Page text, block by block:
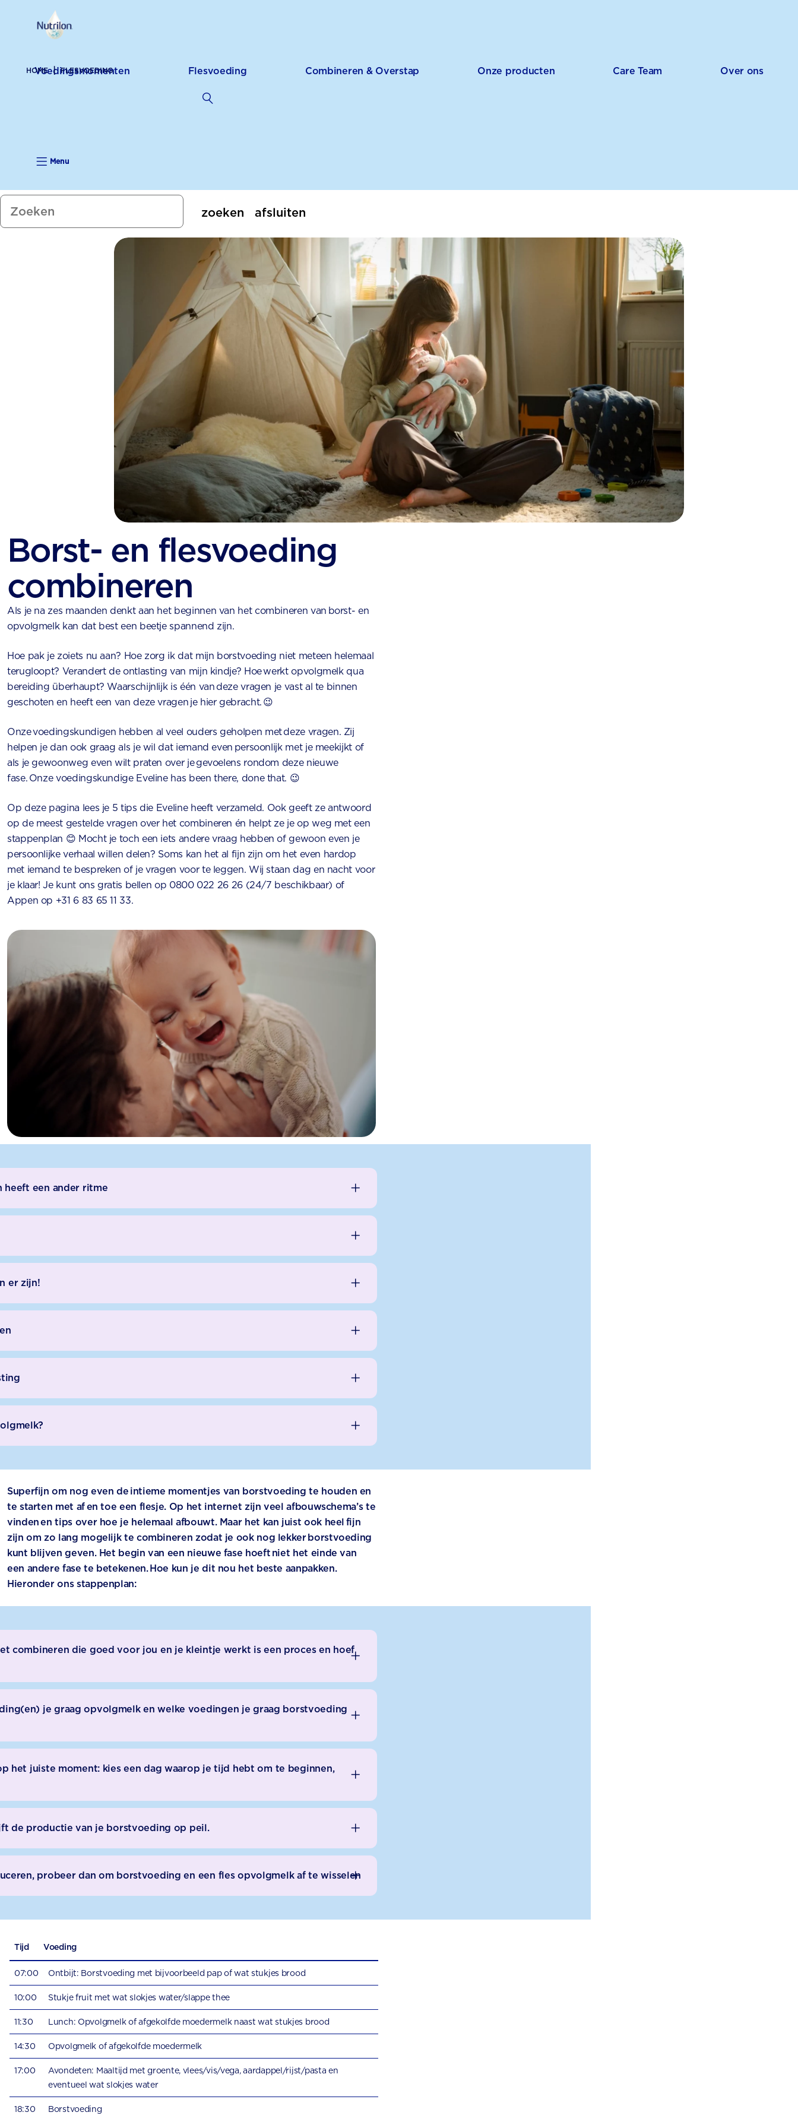
Voedingsmomenten Flesvoeding Combineren & Overstap Onze producten Care Team Over ons
Menu
zoeken afsluiten
HOME FLESVOEDING
Borst- en flesvoeding
combineren
Als je na zes maanden denkt aan het beginnen van het combineren van borst- en
opvolgmelk kan dat best een beetje spannend zijn. ​
Hoe pak je zoiets nu aan? Hoe zorg ik dat mijn borstvoeding niet meteen helemaal
terugloopt? Verandert de ontlasting van mijn kindje? Hoe werkt opvolgmelk qua
bereiding überhaupt? Waarschijnlijk is één van deze vragen je vast al te binnen
geschoten en heeft een van deze vragen je hier gebracht. 😉
Onze voedingskundigen hebben al veel ouders geholpen met deze vragen. Zij
helpen je dan ook graag als je wil dat iemand even persoonlijk met je meekijkt of
als je gewoonweg even wilt praten over je gevoelens rondom deze nieuwe
fase. Onze voedingskundige Eveline has been there, done that. 😉
Op deze pagina lees je 5 tips die Eveline heeft verzameld. Ook geeft ze antwoord
op de meest gestelde vragen over het combineren én helpt ze je op weg met een
stappenplan 😊 Mocht je toch een iets andere vraag hebben of gewoon even je
persoonlijke verhaal willen delen? Soms kan het al fijn zijn om het even hardop
met iemand te bespreken of je vragen voor te leggen. Wij staan dag en nacht voor
je klaar! Je kunt ons gratis bellen op 0800 022 26 26 (24/7 beschikbaar) of
Appen op +31 6 83 65 11 33.
heeft een ander ritme
er zijn!
Superfijn om nog even de intieme momentjes van borstvoeding te houden en
te starten met af en toe een flesje. Op het internet zijn veel afbouwschema’s te
vinden en tips over hoe je helemaal afbouwt. Maar het kan juist ook heel fijn
zijn om zo lang mogelijk te combineren zodat je ook nog lekker borstvoeding
kunt blijven geven. Het begin van een nieuwe fase hoeft niet het einde van
een andere fase te betekenen. Hoe kun je dit nou het beste aanpakken.
Hieronder ons stappenplan:
combineren die goed voor jou en je kleintje werkt is een proces en hoef
je graag opvolgmelk en welke voedingen je graag borstvoeding
het juiste moment: kies een dag waarop je tijd hebt om te beginnen,
de productie van je borstvoeding op peil.
probeer dan om borstvoeding en een fles opvolgmelk af te wisselen
Tijd Voeding
07:00 Ontbijt: Borstvoeding met bijvoorbeeld pap of wat stukjes brood
10:00 Stukje fruit met wat slokjes water/slappe thee
11:30 Lunch: Opvolgmelk of afgekolfde moedermelk naast wat stukjes brood
14:30 Opvolgmelk of afgekolfde moedermelk
17:00
Avondeten: Maaltijd met groente, vlees/vis/vega, aardappel/rijst/pasta en
eventueel wat slokjes water
18:30 Borstvoeding